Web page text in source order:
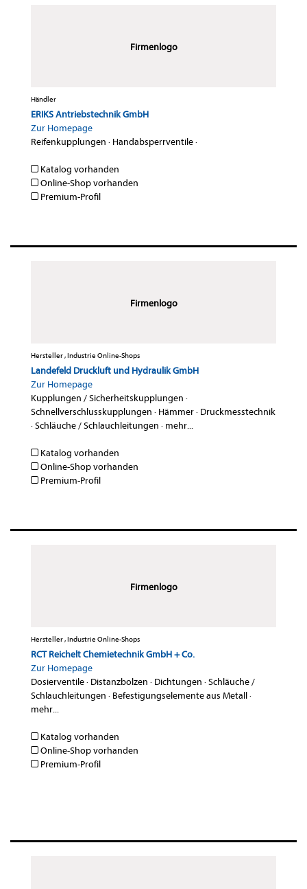
Firmenlogo
Händler
ERIKS Antriebstechnik GmbH
Zur Homepage
Reifenkupplungen · Handabsperrventile·
Katalog vorhanden
Online-Shop vorhanden
Premium-Profil
Firmenlogo
Hersteller , Industrie Online-Shops
Landefeld Druckluft und Hydraulik GmbH
Zur Homepage
Kupplungen / Sicherheitskupplungen ·
Schnellverschlusskupplungen · Hämmer· Druckmesstechnik
·Schläuche / Schlauchleitungen · mehr...
Katalog vorhanden
Online-Shop vorhanden
Premium-Profil
Firmenlogo
Hersteller , Industrie Online-Shops
RCT Reichelt Chemietechnik GmbH + Co.
Zur Homepage
Dosierventile· Distanzbolzen · Dichtungen ·Schläuche /
Schlauchleitungen · Befestigungselemente aus Metall·
mehr...
Katalog vorhanden
Online-Shop vorhanden
Premium-Profil